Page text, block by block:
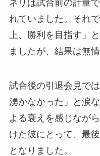
ネリは試合前の計量
れていました。それ
上、勝利を目指す」
ましたが、結果は無
試合後の引退会見で
湧かなかった」と涙
よる衰えを感じなが
けた彼にとって、最
となりました。